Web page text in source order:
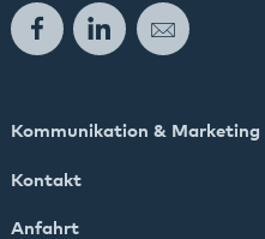
FacebookLinkedInE-Mail
Kommunikation & Marketing
Kontakt
Anfahrt